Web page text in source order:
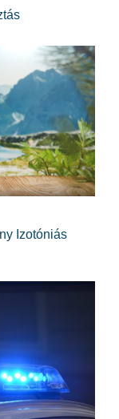
Izotóniás